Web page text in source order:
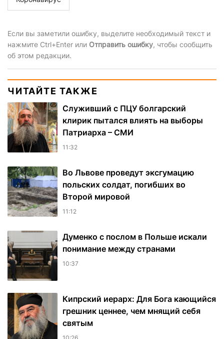
Если вы заметили ошибку, выделите необходимый текст и
нажмите Ctrl+Enter или Отправить ошибку, чтобы сообщить
об этом редакции.
ЧИТАЙТЕ ТАКЖЕ
Служивший с ПЦУ болгарский
клирик пытался влиять на выборы
Патриарха – СМИ
11:32
Во Львове проведут эксгумацию
польских солдат, погибших во
Второй мировой
11:12
Думенко с послом в Польше искали
понимание между странами
10:37
Кипрский иерарх: Для Бога кающийся
грешник ценнее, чем мнящий себя
святым